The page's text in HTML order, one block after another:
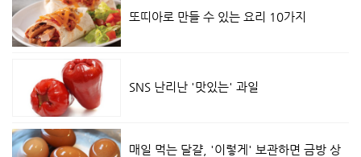
또띠아로 만들 수 있는 요리 10가지
SNS 난리난 '맛있는' 과일
매일 먹는 달걀, '이렇게' 보관하면 금방 상